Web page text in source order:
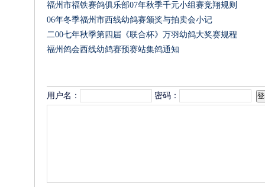
福州市福铁赛鸽俱乐部07年秋季千元小组赛竞翔规则
06年冬季福州市西线幼鸽赛颁奖与拍卖会小记
二00七年秋季第四届《联合杯》万羽幼鸽大奖赛规程
福州鸽会西线幼鸽赛预赛站集鸽通知
用户名： 密码：